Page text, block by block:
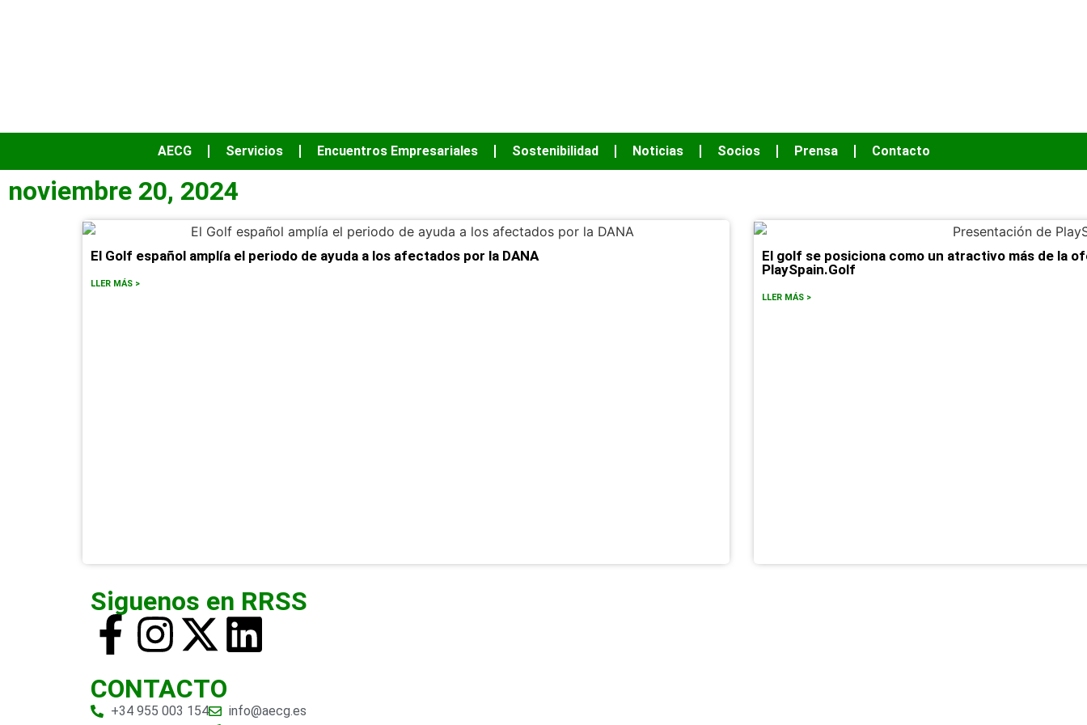
AECG Servicios Encuentros Empresariales Sostenibilidad Noticias Socios Prensa Contacto
noviembre 20, 2024
El Golf español amplía el periodo de ayuda a los afectados por la DANA
LLER MÁS >
El golf se posiciona como un atractivo más de la
PlaySpain.Golf
LLER MÁS >
Siguenos en RRSS
CONTACTO
+34 955 003 154
info@aecg.es